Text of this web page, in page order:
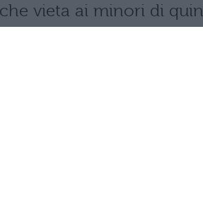
vieta ai minori di